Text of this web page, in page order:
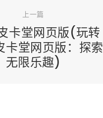
上一篇
卡堂网页版(玩转
堂网页版：探索
无限乐趣)